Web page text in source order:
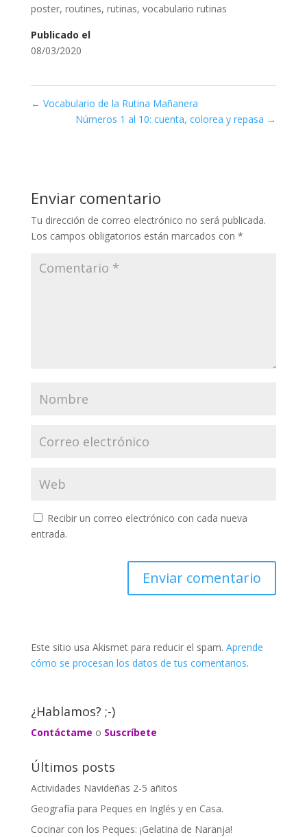
poster, routines, rutinas, vocabulario rutinas
Publicado el
08/03/2020
← Vocabulario de la Rutina Mañanera
Números 1 al 10: cuenta, colorea y repasa →
Enviar comentario
Tu dirección de correo electrónico no será publicada.
Los campos obligatorios están marcados con *
Recibir un correo electrónico con cada nueva
entrada.
Este sitio usa Akismet para reducir el spam. Aprende
cómo se procesan los datos de tus comentarios.
¿Hablamos? ;-)
Contáctame o Suscríbete
Últimos posts
Actividades Navideñas 2-5 añitos
Geografía para Peques en Inglés y en Casa.
Cocinar con los Peques: ¡Gelatina de Naranja!